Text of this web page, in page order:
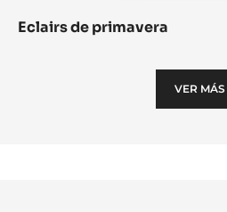
Eclairs de primavera
VER MÁS